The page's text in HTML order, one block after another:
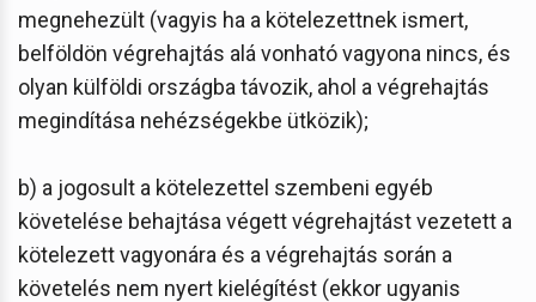
megnehezült (vagyis ha a kötelezettnek ismert,
belföldön végrehajtás alá vonható vagyona nincs, és
olyan külföldi országba távozik, ahol a végrehajtás
megindítása nehézségekbe ütközik);
b) a jogosult a kötelezettel szembeni egyéb
követelése behajtása végett végrehajtást vezetett a
kötelezett vagyonára és a végrehajtás során a
követelés nem nyert kielégítést (ekkor ugyanis